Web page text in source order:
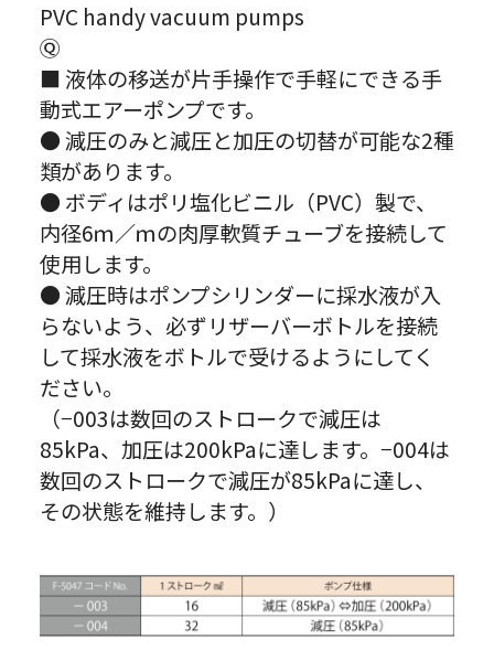
PVC handy vacuum pumps
Ⓠ
■ 液体の移送が片手操作で手軽にできる手
動式エアーポンプです。
● 減圧のみと減圧と加圧の切替が可能な2種
類があります。
● ボディはポリ塩化ビニル（PVC）製で、
内径6ｍ／ｍの肉厚軟質チューブを接続して
使用します。
● 減圧時はポンプシリンダーに採水液が入
らないよう、必ずリザーバーボトルを接続
して採水液をボトルで受けるようにしてく
ださい。
（−003は数回のストロークで減圧は
85kPa、加圧は200kPaに達します。−004は
数回のストロークで減圧が85kPaに達し、
その状態を維持します。）